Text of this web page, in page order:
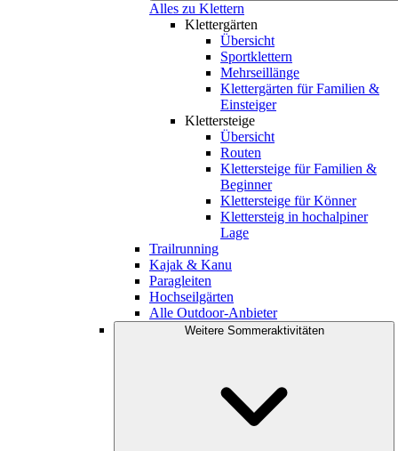
Alles zu Klettern
Klettergärten
Übersicht
Sportklettern
Mehrseillänge
Klettergärten für Familien &
Einsteiger
Klettersteige
Übersicht
Routen
Klettersteige für Familien &
Beginner
Klettersteige für Könner
Klettersteig in hochalpiner
Lage
Trailrunning
Kajak & Kanu
Paragleiten
Hochseilgärten
Alle Outdoor-Anbieter
Weitere Sommeraktivitäten